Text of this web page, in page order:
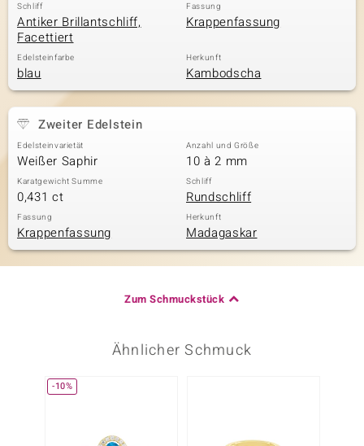
Schliff
Antiker Brillantschliff,
Facettiert
Fassung
Krappenfassung
Edelsteinfarbe
blau
Herkunft
Kambodscha
Zweiter Edelstein
Edelsteinvarietät
Weißer Saphir
Anzahl und Größe
10 à 2 mm
Karatgewicht Summe
0,431 ct
Schliff
Rundschliff
Fassung
Krappenfassung
Herkunft
Madagaskar
Zum Schmuckstück
Ähnlicher Schmuck
-10%